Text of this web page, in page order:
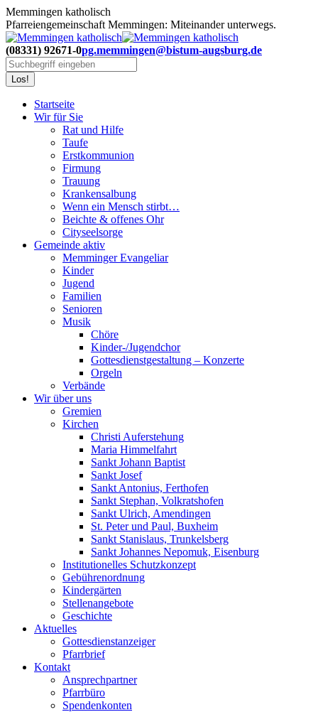
Zum
Inhalt
springen
Memmingen katholisch
Pfarreiengemeinschaft Memmingen: Miteinander unterwegs.
(08331) 92671-0pg.memmingen@bistum-augsburg.de
Search:
Startseite
Wir für Sie
Rat und Hilfe
Taufe
Erstkommunion
Firmung
Trauung
Krankensalbung
Wenn ein Mensch stirbt…
Beichte & offenes Ohr
Cityseelsorge
Gemeinde aktiv
Memminger Evangeliar
Kinder
Jugend
Familien
Senioren
Musik
Chöre
Kinder-/Jugendchor
Gottesdienstgestaltung – Konzerte
Orgeln
Verbände
Wir über uns
Gremien
Kirchen
Christi Auferstehung
Maria Himmelfahrt
Sankt Johann Baptist
Sankt Josef
Sankt Antonius, Ferthofen
Sankt Stephan, Volkratshofen
Sankt Ulrich, Amendingen
St. Peter und Paul, Buxheim
Sankt Stanislaus, Trunkelsberg
Sankt Johannes Nepomuk, Eisenburg
Institutionelles Schutzkonzept
Gebührenordnung
Kindergärten
Stellenangebote
Geschichte
Aktuelles
Gottesdienstanzeiger
Pfarrbrief
Kontakt
Ansprechpartner
Pfarrbüro
Spendenkonten